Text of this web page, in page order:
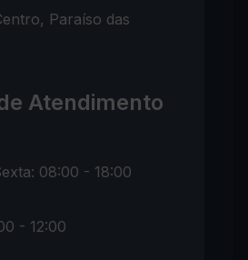
Paraíso das
Atendimento
08:00 - 18:00
- 12:00